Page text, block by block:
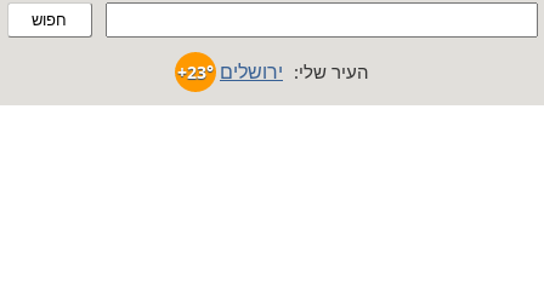
חפוש
אמריקה
העיר שלי: ירושלים +23°